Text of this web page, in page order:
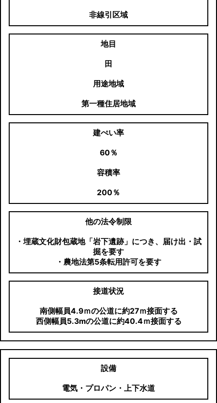
非線引区域
地目
田
用途地域
第一種住居地域
建ぺい率
60％
容積率
200％
他の法令制限
・埋蔵文化財包蔵地「岩下遺跡」につき、届け出・試
掘を要す
・農地法第5条転用許可を要す
接道状況
南側幅員4.9ｍの公道に約27ｍ接面する
西側幅員5.3mの公道に約40.4ｍ接面する
設備
電気・プロパン・上下水道